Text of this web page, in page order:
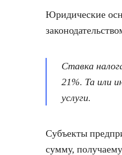
Юридические
Ставка
21%. Та или
услуги.
Субъекты
сумму,